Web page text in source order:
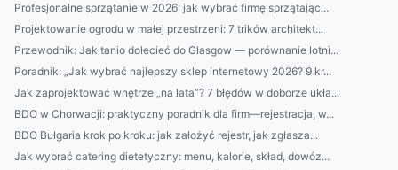
Profesjonalne sprzątanie w 2026: jak wybrać firmę sprzątając...
Projektowanie ogrodu w małej przestrzeni: 7 trików architekt...
Przewodnik: Jak tanio dolecieć do Glasgow — porównanie lotni...
Poradnik: „Jak wybrać najlepszy sklep internetowy 2026? 9 kr...
Jak zaprojektować wnętrze „na lata”? 7 błędów w doborze ukła...
BDO w Chorwacji: praktyczny poradnik dla firm—rejestracja, w...
BDO Bułgaria krok po kroku: jak założyć rejestr, jak zgłasza...
Jak wybrać catering dietetyczny: menu, kalorie, skład, dowóz...